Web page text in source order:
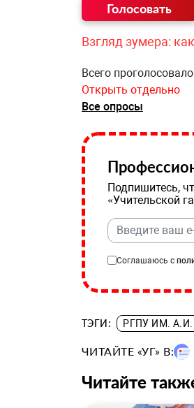
Взгляд зумера:
Всего
Открыть отдельно
Все опросы
Подпишитесь,
«Учительской
Соглашаюсь с
ТЭГИ: РГПУ ИМ.
ЧИТАЙТЕ «УГ» В:
Читайте